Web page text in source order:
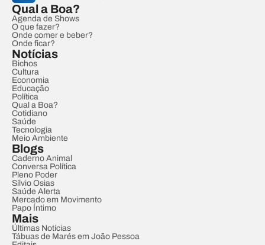
Qual a Boa?
Agenda de Shows
O que fazer?
Onde comer e beber?
Onde ficar?
Notícias
Bichos
Cultura
Economia
Educação
Política
Qual a Boa?
Cotidiano
Saúde
Tecnologia
Meio Ambiente
Blogs
Caderno Animal
Conversa Política
Pleno Poder
Sílvio Osias
Saúde Alerta
Mercado em Movimento
Papo Íntimo
Mais
Últimas Notícias
Tábuas de Marés em João Pessoa